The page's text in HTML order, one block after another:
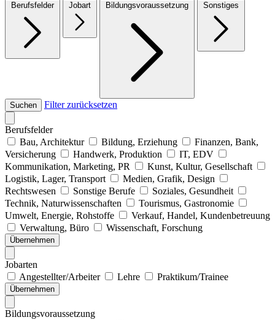
Berufsfelder Jobart Bildungsvoraussetzung Sonstiges
Suchen Filter zurücksetzen
Berufsfelder
Bau, Architektur
Bildung, Erziehung
Finanzen, Bank,
Versicherung
Handwerk, Produktion
IT, EDV
Kommunikation, Marketing, PR
Kunst, Kultur, Gesellschaft
Logistik, Lager, Transport
Medien, Grafik, Design
Rechtswesen
Sonstige Berufe
Soziales, Gesundheit
Technik, Naturwissenschaften
Tourismus, Gastronomie
Umwelt, Energie, Rohstoffe
Verkauf, Handel, Kundenbetreuung
Verwaltung, Büro
Wissenschaft, Forschung
Übernehmen
Jobarten
Angestellter/Arbeiter
Lehre Praktikum/Trainee
Übernehmen
Bildungsvoraussetzung